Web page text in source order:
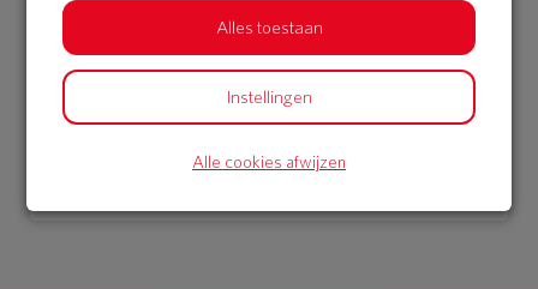
Bekijk alle donateurs
Alles toestaan
Instellingen
Alle cookies afwijzen